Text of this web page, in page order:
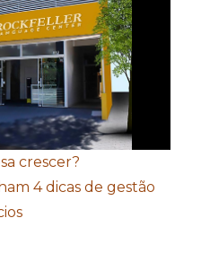
crescer?
4 dicas de gestão